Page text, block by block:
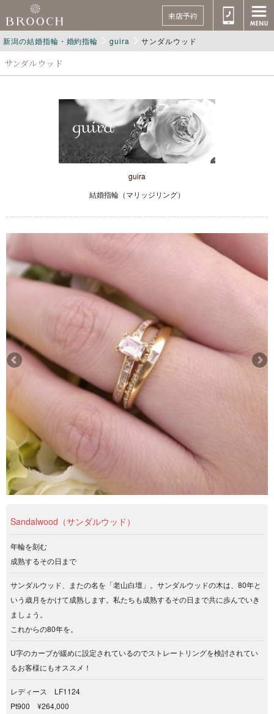
来店予約
新潟の結婚指輪・婚約指輪 guira サンダルウッド
サンダルウッド
guira
結婚指輪（マリッジリング）
Sandalwood（サンダルウッド）
年輪を刻む
成熟するその日まで
サンダルウッド、またの名を「老山白壇」。サンダルウッドの木は、80年と
いう歳月をかけて成熟します。私たちも成熟するその日まで共に歩んでいき
ましょう。
これからの80年を。
U字のカーブが緩めに設定されているのでストレートリングを検討されてい
るお客様にもオススメ！
レディース LF1124
Pt900 ¥264,000